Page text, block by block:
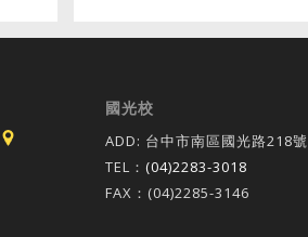
國光校
ADD: 台中市南區國光路218號
TEL：(04)2283-3018
FAX：(04)2285-3146